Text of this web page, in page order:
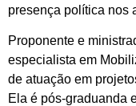
presença política nos
Proponente e
especialista em
de atuação em
Ela é pós-graduanda